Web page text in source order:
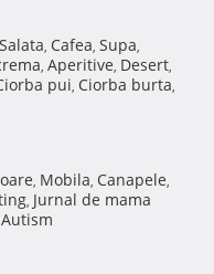
Salata, Cafea, Supa,
, Aperitive, Desert,
pui, Ciorba burta,
, Mobila, Canapele,
, Jurnal de mama
Autism